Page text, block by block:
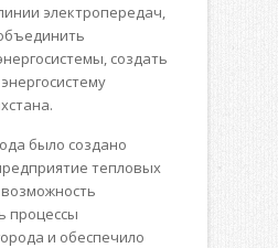
электропередач,
создать
было создано
тепловых
процессы
и обеспечило